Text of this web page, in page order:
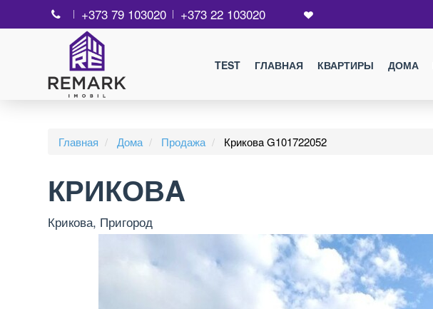
+373 79 103020 +373 22 103020
TEST ГЛАВНАЯ КВАРТИРЫ ДОМА
Главная Дома Продажа Криковa G101722052
КРИКОВA
Крикова, Пригород